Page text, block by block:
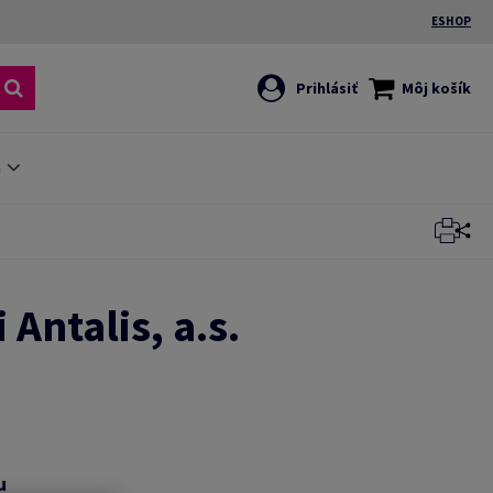
ESHOP
Prihlásiť Môj košík
Antalis, a.s.